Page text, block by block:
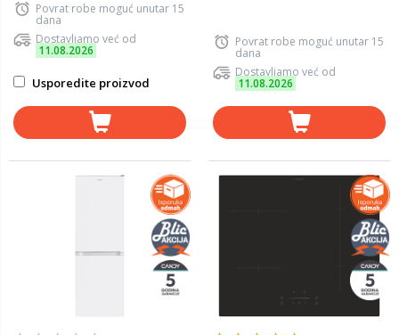
Povrat robe moguć unutar 15
dana
Dostavljamo već od
11.08.2026
Usporedite proizvod
Povrat robe moguć unutar 15
dana
Dostavljamo već od
11.08.2026